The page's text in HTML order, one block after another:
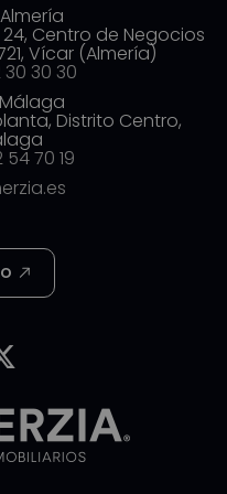
Centro de Negocios
Vícar (Almería)
30 30 30
Distrito Centro,
54 70 19